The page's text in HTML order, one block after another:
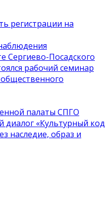
регистрации на
Сергиево-Посадского
рабочий семинар
палаты СПГО
диалог «Культурный код
наследие, образ и